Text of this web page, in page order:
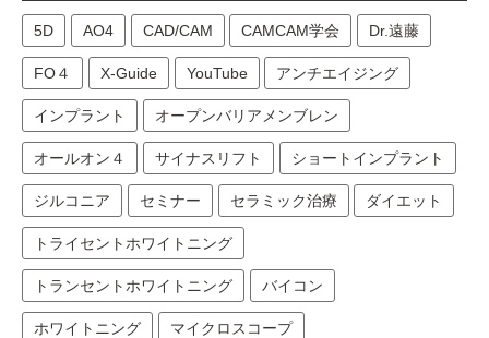
5D AO4 CAD/CAM CAMCAM学会 Dr.遠藤
FO４ X-Guide YouTube アンチエイジング
インプラント オープンバリアメンブレン
オールオン４ サイナスリフト ショートインプラント
ジルコニア セミナー セラミック治療 ダイエット
トライセントホワイトニング
トランセントホワイトニング バイコン
ホワイトニング マイクロスコープ